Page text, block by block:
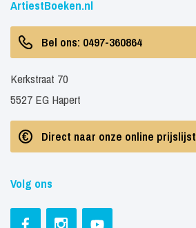
ArtiestBoeken.nl
Bel ons: 0497-360864
Kerkstraat 70
5527 EG Hapert
Direct naar onze online prijslijst
Volg ons